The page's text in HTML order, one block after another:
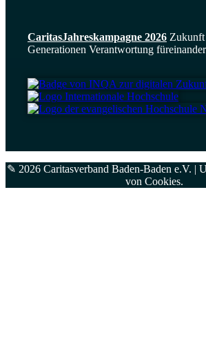
CaritasJahres­kampagne 2026 Zukunft
Generationen Verantwortung
✎ 2026 Caritasverband Baden-Baden e.V. |
von Cookies.